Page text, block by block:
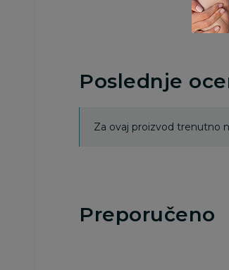
Poslednje
Za ovaj proizvod trenutno
Preporučeno